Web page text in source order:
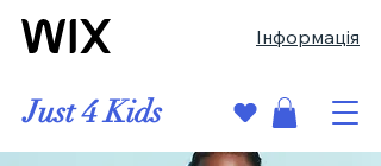
Інформація